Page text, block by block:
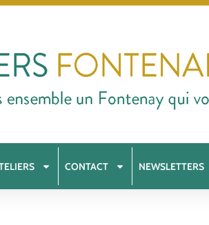
CONTACT NEWSLETTERS